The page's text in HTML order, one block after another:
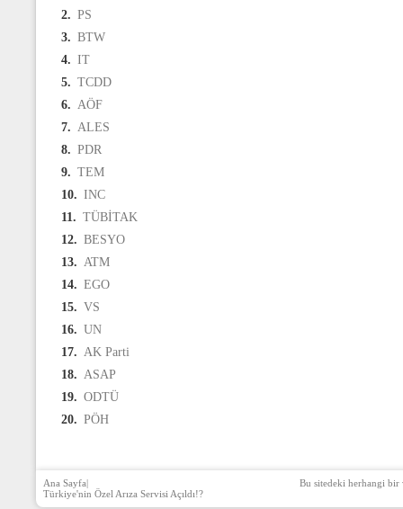
2. PS
3. BTW
4. IT
5. TCDD
6. AÖF
7. ALES
8. PDR
9. TEM
10. INC
11. TÜBİTAK
12. BESYO
13. ATM
14. EGO
15. VS
16. UN
17. AK Parti
18. ASAP
19. ODTÜ
20. PÖH
Ana Sayfa|
Türkiye'nin Özel Arıza Servisi Açıldı!?
Bu sitedeki herhangi bir